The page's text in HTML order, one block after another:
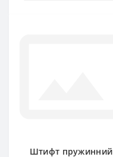
Штифт пружинний